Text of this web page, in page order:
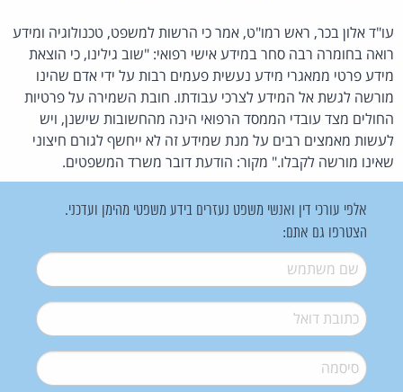
עו"ד אלון בכר, ראש רמו"ט, אמר כי הרשות למשפט, טכנולוגיה ומידע
רואה בחומרה רבה סחר במידע אישי רפואי: "שוב גילינו, כי הוצאת
מידע פרטי ממאגרי מידע נעשית פעמים רבות על ידי אדם שהינו
מורשה לגשת אל המידע לצרכי עבודתו. חובת השמירה על פרטיות
החולים מצד עובדי הממסד הרפואי הינה מהחשובות שישנן, ויש
לעשות מאמצים רבים על מנת שמידע זה לא ייחשף לגורם חיצוני
שאינו מורשה לקבלו." מקור: הודעת דובר משרד המשפטים.
אלפי עורכי דין ואנשי משפט נעזרים בידע משפטי מהימן ועדכני.
הצטרפו גם אתם:
שם משתמש*
דואל*
סיסמה*